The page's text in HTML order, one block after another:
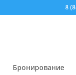
8
Бронирование